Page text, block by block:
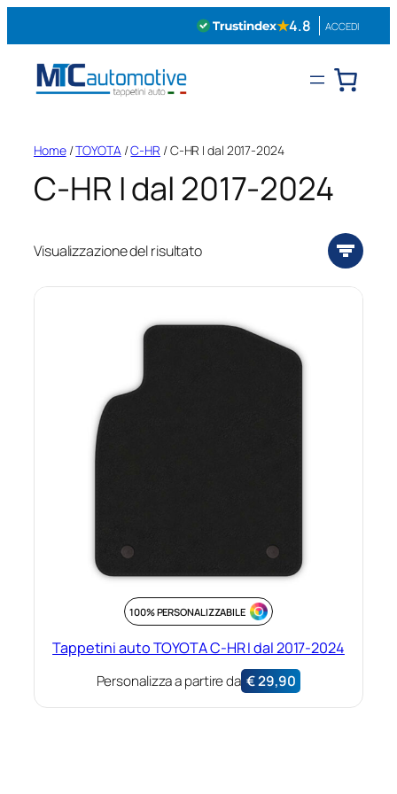
★4.8 ACCEDI
Home/TOYOTA/C-HR / C-HR I dal 2017-2024
C-HR I dal 2017-2024
Visualizzazione del risultato
100% PERSONALIZZABILE
Tappetini auto TOYOTA C-HR I dal 2017-2024
Personalizza a partire da €29,90